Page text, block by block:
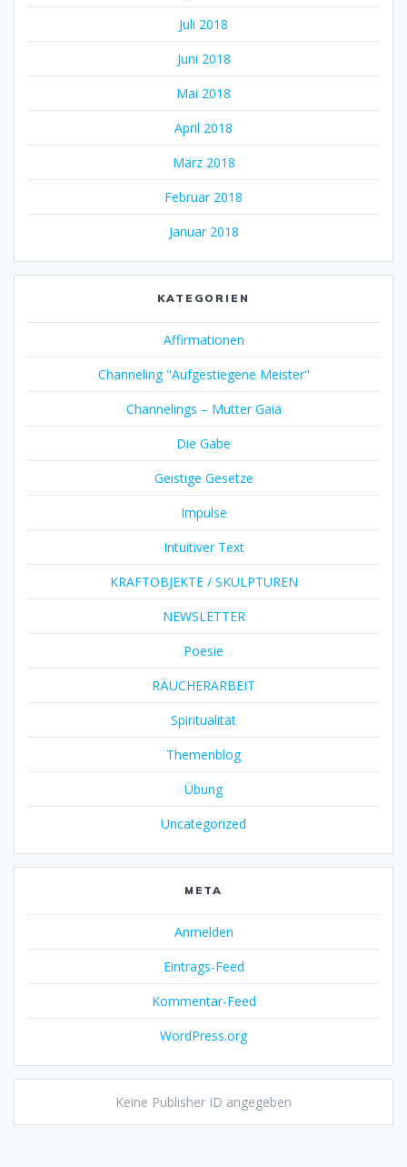
Juli 2018
Juni 2018
Mai 2018
April 2018
März 2018
Februar 2018
Januar 2018
KATEGORIEN
Affirmationen
Channeling "Aufgestiegene Meister"
Channelings – Mutter Gaia
Die Gabe
Geistige Gesetze
Impulse
Intuitiver Text
KRAFTOBJEKTE / SKULPTUREN
NEWSLETTER
Poesie
RÄUCHERARBEIT
Spiritualität
Themenblog
Übung
Uncategorized
META
Anmelden
Eintrags-Feed
Kommentar-Feed
WordPress.org
Keine Publisher ID angegeben